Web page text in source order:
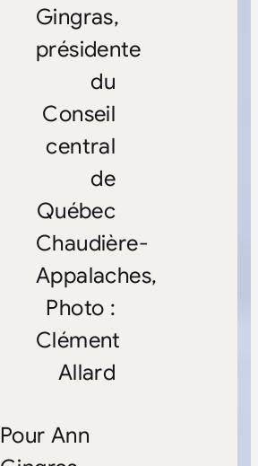
Gingras,
présidente
du
Conseil
central
de
Québec
Chaudière-
Appalaches,
Photo :
Clément
Allard
Pour Ann